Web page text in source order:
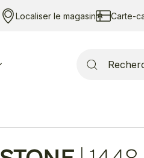
Localiser le magasin Carte-
for: